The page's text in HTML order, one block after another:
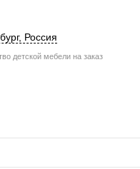
, Россия
детской мебели на заказ